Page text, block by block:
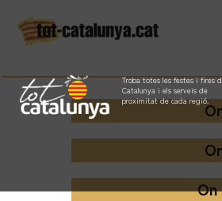
Troba totes les festes i fires
Catalunya i els serveis de
proximitat de cada regió.